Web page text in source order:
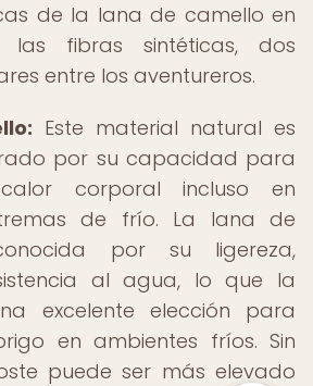
de la lana de camello en
las fibras sintéticas, dos
entre los aventureros.
Este material natural es
por su capacidad para
corporal incluso en
de frío. La lana de
por su ligereza,
al agua, lo que la
excelente elección para
en ambientes fríos. Sin
puede ser más elevado